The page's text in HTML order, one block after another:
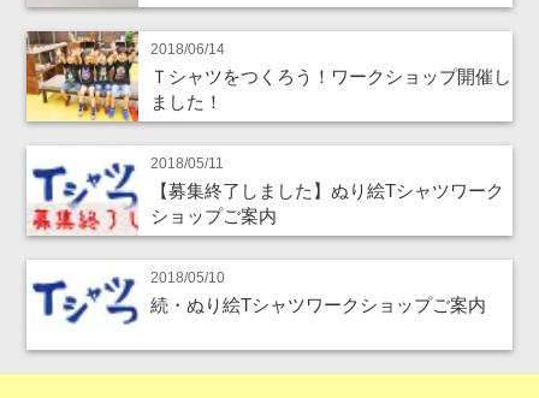
2018/06/14
Ｔシャツをつくろう！ワークショップ開催し
ました！
2018/05/11
【募集終了しました】ぬり絵Tシャツワーク
ショップご案内
2018/05/10
続・ぬり絵Tシャツワークショップご案内